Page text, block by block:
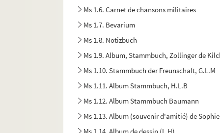
Ms 1.6. Carnet de chansons militaires
Ms 1.7. Bevarium
Ms 1.8. Notizbuch
Ms 1.9. Album, Stammbuch, Zollinger de
Ms 1.10. Stammbuch der Freunschaft, G.L.M
Ms 1.11. Album Stammbuch, H.L.B
Ms 1.12. Album Stammbuch Baumann
Ms 1.13. Album (souvenir d'amitié) de